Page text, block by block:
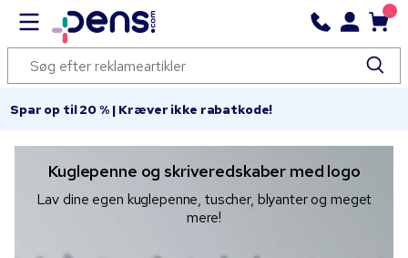
Spar op til 20 % | Kræver ikke rabatkode!
Kuglepenne og skriveredskaber med logo
Lav dine egen kuglepenne, tuscher, blyanter og meget
mere!